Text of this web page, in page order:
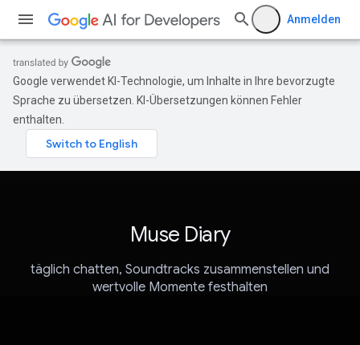
Anmelden
Google verwendet KI-Technologie, um Inhalte in Ihre bevorzugte
Sprache zu übersetzen. KI-Übersetzungen können Fehler
enthalten.
Muse Diary
täglich chatten, Soundtracks zusammenstellen und
wertvolle Momente festhalten